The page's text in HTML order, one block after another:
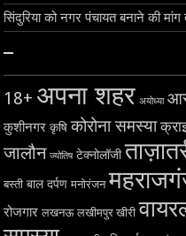
सिंदुरिया को नगर पंचायत बनाने की मांग
–
18+ अपना शहर अयोध्या
कुशीनगर कृषि कोरोना समस्या
जालौन ज्योतिष टेक्नोलॉजी
बस्ती बाल दर्पण मनोरंजन
रोजगार लखनऊ लखीमपुर खीरी